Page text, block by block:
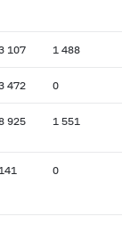
107 1 488
472 0
925 1 551
141 0